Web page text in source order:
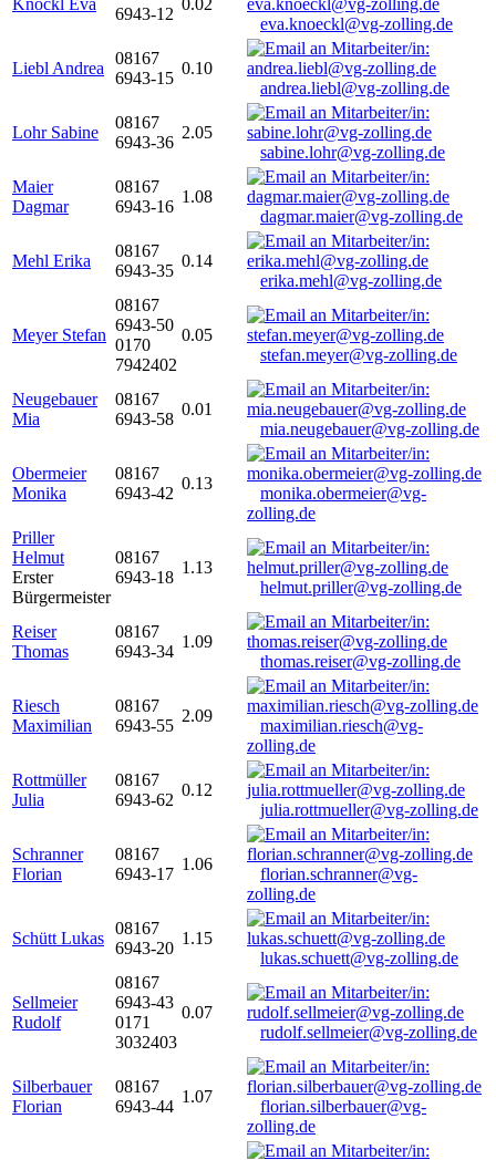
Knöckl Eva
6943-12
0.02
eva.knoeckl@vg-zolling.de
Liebl Andrea
08167
6943-15
0.10
andrea.liebl@vg-zolling.de
Lohr Sabine
08167
6943-36
2.05
sabine.lohr@vg-zolling.de
Maier
Dagmar
08167
6943-16
1.08
dagmar.maier@vg-zolling.de
Mehl Erika
08167
6943-35
0.14
erika.mehl@vg-zolling.de
Meyer Stefan
08167
6943-50
0170
7942402
0.05
stefan.meyer@vg-zolling.de
Neugebauer
Mia
08167
6943-58
0.01
mia.neugebauer@vg-zolling.de
Obermeier
Monika
08167
6943-42
0.13
monika.obermeier@vg-
zolling.de
Priller
Helmut
Erster
Bürgermeister
08167
6943-18
1.13
helmut.priller@vg-zolling.de
Reiser
Thomas
08167
6943-34
1.09
thomas.reiser@vg-zolling.de
Riesch
Maximilian
08167
6943-55
2.09
maximilian.riesch@vg-
zolling.de
Rottmüller
Julia
08167
6943-62
0.12
julia.rottmueller@vg-zolling.de
Schranner
Florian
08167
6943-17
1.06
florian.schranner@vg-
zolling.de
Schütt Lukas
08167
6943-20
1.15
lukas.schuett@vg-zolling.de
Sellmeier
Rudolf
08167
6943-43
0171
3032403
0.07
rudolf.sellmeier@vg-zolling.de
Silberbauer
Florian
08167
6943-44
1.07
florian.silberbauer@vg-
zolling.de